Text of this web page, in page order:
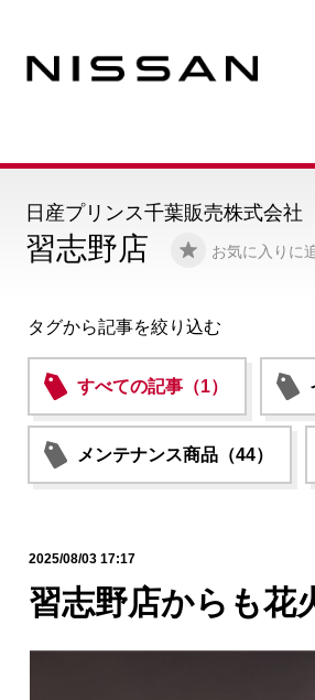
習志野店 お気に入りに
日産プリンス千葉販売株式会社
タグから記事を絞り込む
すべての記事（1）
メンテナンス商品（44）
2025/08/03 17:17
習志野店からも花